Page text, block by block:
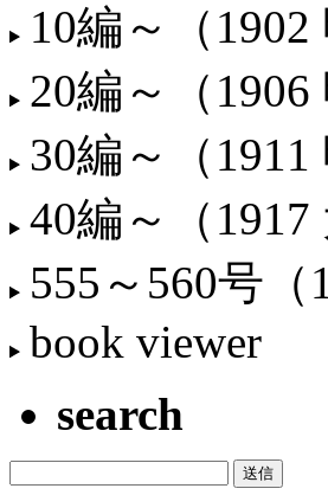
10編～（
20編～（
30編～（
40編～（1917
555～560号
book viewer
search